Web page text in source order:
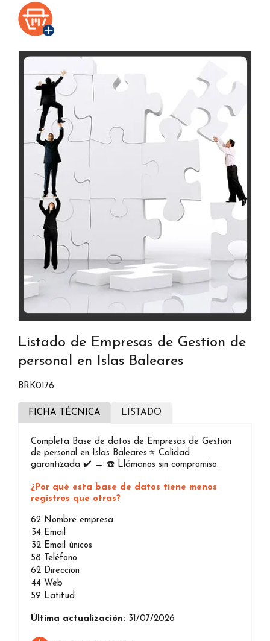
Listado de Empresas de Gestion de
personal en Islas Baleares
BRK0176
FICHA TÉCNICA LISTADO
Completa Base de datos de Empresas de Gestion
de personal en Islas Baleares.⭐️ Calidad
garantizada ✔️ → ☎️ Llámanos sin compromiso.
¿Por qué esta base de datos tiene menos
registros que otras?
62 Nombre empresa
34 Email
32 Email únicos
58
Teléfono
62 Direccion
44 Web
59 Latitud
Última actualización: 31/07/2026